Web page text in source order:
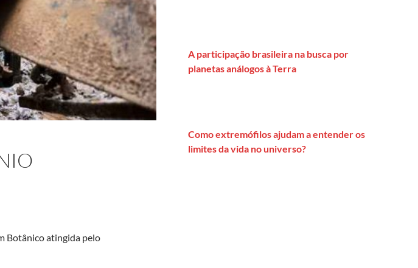
Botânico atingida pelo
A participação brasileira na busca por
planetas análogos à Terra
Como extremófilos ajudam a entender os
limites da vida no universo?